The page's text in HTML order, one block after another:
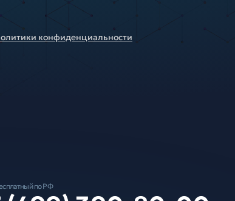
конфиденциальности
по РФ